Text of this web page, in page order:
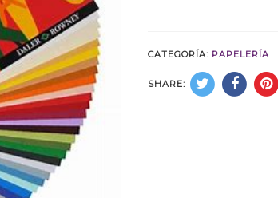
CATEGORÍA: PAPELERÍA
SHARE: